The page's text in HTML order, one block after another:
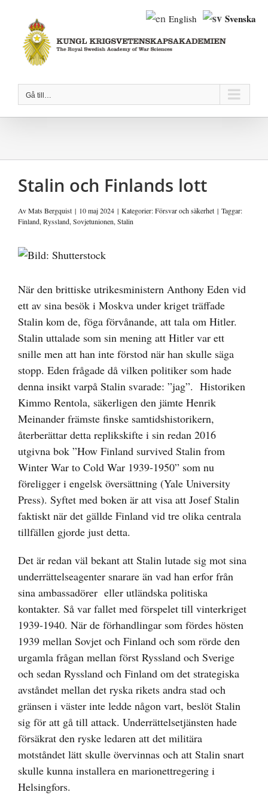
innehållet
Gå till…
Stalin och Finlands lott
AvMats Bergquist | 10 maj 2024 | Kategorier:Försvar och säkerhet | Taggar:
Finland,Ryssland,Sovjetunionen,Stalin
Visa
bild
När den brittiske utrikesministern Anthony Eden vid
ett av sina besök i Moskva under kriget träffade
Stalin kom de, föga förvånande, att tala om Hitler.
Stalin uttalade som sin mening att Hitler var ett
snille men att han inte förstod när han skulle säga
stopp. Eden frågade då vilken politiker som hade
denna insikt varpå Stalin svarade: ”jag”. Historiken
Kimmo Rentola, säkerligen den jämte Henrik
Meinander främste finske samtidshistorikern,
återberättar detta replikskifte i sin redan 2016
utgivna bok ”How Finland survived Stalin from
Winter War to Cold War 1939-1950” som nu
föreligger i engelsk översättning (Yale University
Press). Syftet med boken är att visa att Josef Stalin
faktiskt när det gällde Finland vid tre olika centrala
tillfällen gjorde just detta.
Det är redan väl bekant att Stalin lutade sig mot sina
underrättelseagenter snarare än vad han erfor från
sina ambassadörer eller utländska politiska
kontakter. Så var fallet med förspelet till vinterkriget
1939-1940. När de förhandlingar som fördes hösten
1939 mellan Sovjet och Finland och som rörde den
urgamla frågan mellan först Ryssland och Sverige
och sedan Ryssland och Finland om det strategiska
avståndet mellan det ryska rikets andra stad och
gränsen i väster inte ledde någon vart, beslöt Stalin
sig för att gå till attack. Underrättelsetjänsten hade
försäkrat den ryske ledaren att det militära
motståndet lätt skulle övervinnas och att Stalin snart
skulle kunna installera en marionettregering i
Helsingfors.
English Svenska